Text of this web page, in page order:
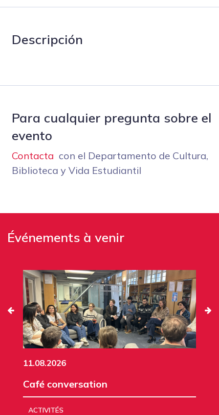
Descripción
Para cualquier pregunta sobre el
evento
Contacta con el Departamento de Cultura,
Biblioteca y Vida Estudiantil
Événements à venir
11.08.2026
Café conversation
ACTIVITÉS